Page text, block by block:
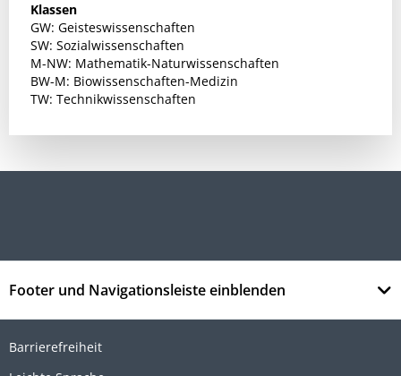
Klassen
GW: Geisteswissenschaften
SW: Sozialwissenschaften
M-NW: Mathematik-Naturwissenschaften
BW-M: Biowissenschaften-Medizin
TW: Technikwissenschaften
Footer und Navigationsleiste einblenden
Barrierefreiheit